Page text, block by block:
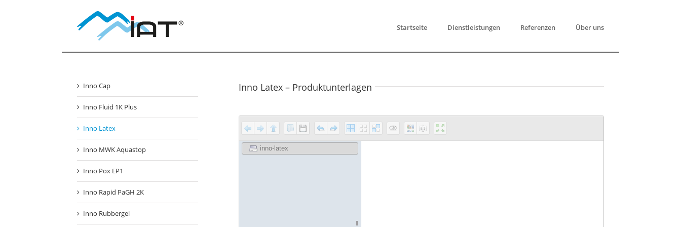
Startseite Dienstleistungen Referenzen Über uns
Inno Latex – Produktunterlagen
inno-latex
Inno Cap
Inno Fluid 1K Plus
Inno Latex
Inno MWK Aquastop
Inno Pox EP1
Inno Rapid PaGH 2K
Inno Rubbergel